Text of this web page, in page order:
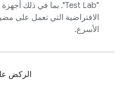
"
Test Lab
الأسرع.
الركض